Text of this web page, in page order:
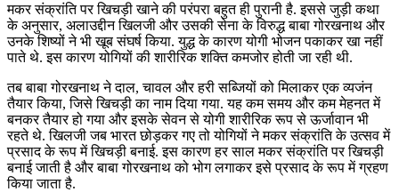
मकर संक्रांति पर खिचड़ी खाने की परंपरा बहुत ही पुरानी है. इससे जुड़ी कथा
के अनुसार, अलाउद्दीन खिलजी और उसकी सेना के विरुद्ध बाबा गोरखनाथ और
उनके शिष्यों ने भी खूब संघर्ष किया. युद्ध के कारण योगी भोजन पकाकर खा नहीं
पाते थे. इस कारण योगियों की शारीरिक शक्ति कमजोर होती जा रही थी.
तब बाबा गोरखनाथ ने दाल, चावल और हरी सब्जियों को मिलाकर एक व्यजंन
तैयार किया, जिसे खिचड़ी का नाम दिया गया. यह कम समय और कम मेहनत में
बनकर तैयार हो गया और इसके सेवन से योगी शारीरिक रूप से ऊर्जावान भी
रहते थे. खिलजी जब भारत छोड़कर गए तो योगियों ने मकर संक्रांति के उत्सव में
प्रसाद के रूप में खिचड़ी बनाई. इस कारण हर साल मकर संक्रांति पर खिचड़ी
बनाई जाती है और बाबा गोरखनाथ को भोग लगाकर इसे प्रसाद के रूप में ग्रहण
किया जाता है.